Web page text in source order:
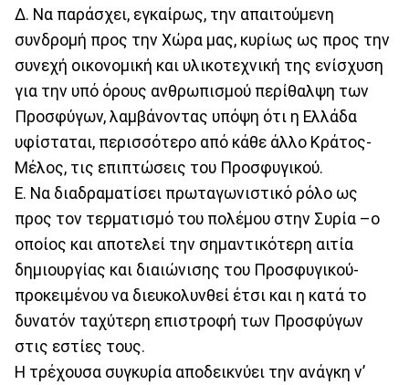
Δ. Να παράσχει, εγκαίρως, την απαιτούμενη
συνδρομή προς την Χώρα μας, κυρίως ως προς την
συνεχή οικονομική και υλικοτεχνική της ενίσχυση
για την υπό όρους ανθρωπισμού περίθαλψη των
Προσφύγων, λαμβάνοντας υπόψη ότι η Ελλάδα
υφίσταται, περισσότερο από κάθε άλλο Κράτος-
Μέλος, τις επιπτώσεις του Προσφυγικού.
Ε. Να διαδραματίσει πρωταγωνιστικό ρόλο ως
προς τον τερματισμό του πολέμου στην Συρία –ο
οποίος και αποτελεί την σημαντικότερη αιτία
δημιουργίας και διαιώνισης του Προσφυγικού-
προκειμένου να διευκολυνθεί έτσι και η κατά το
δυνατόν ταχύτερη επιστροφή των Προσφύγων
στις εστίες τους.
Η τρέχουσα συγκυρία αποδεικνύει την ανάγκη ν’